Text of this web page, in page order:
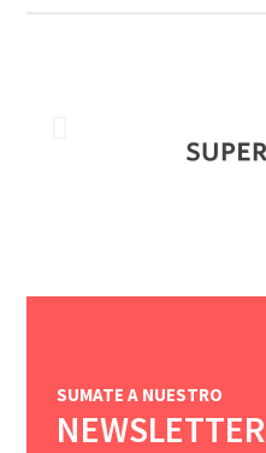
SUMATE A NUESTRO
NEWSLETTER